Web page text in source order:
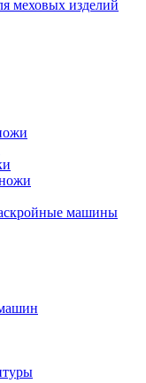
меховых изделий
машины